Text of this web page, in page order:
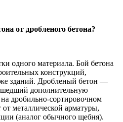
от дробленого бетона?
одного материала. Бой бетона
конструкций,
зданий. Дробленый бетон —
дополнительную
дробильно-сортировочном
металлической арматуры,
(аналог обычного щебня).